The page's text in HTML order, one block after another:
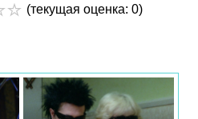
(текущая оценка: 0)